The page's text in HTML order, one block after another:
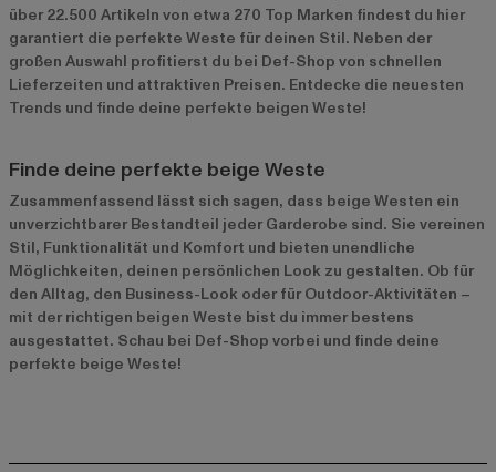
über 22.500 Artikeln von etwa 270 Top Marken findest du hier
garantiert die perfekte Weste für deinen Stil. Neben der
großen Auswahl profitierst du bei Def-Shop von schnellen
Lieferzeiten und attraktiven Preisen. Entdecke die neuesten
Trends und finde deine perfekte beigen Weste!
Finde deine perfekte beige Weste
Zusammenfassend lässt sich sagen, dass beige Westen ein
unverzichtbarer Bestandteil jeder Garderobe sind. Sie vereinen
Stil, Funktionalität und Komfort und bieten unendliche
Möglichkeiten, deinen persönlichen Look zu gestalten. Ob für
den Alltag, den Business-Look oder für Outdoor-Aktivitäten –
mit der richtigen beigen Weste bist du immer bestens
ausgestattet. Schau bei Def-Shop vorbei und finde deine
perfekte beige Weste!